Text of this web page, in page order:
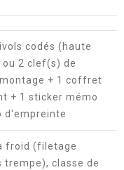
codés (haute
2 clef(s) de
+ 1 coffret
+ 1 sticker mémo
d'empreinte
froid (filetage
trempe), classe de